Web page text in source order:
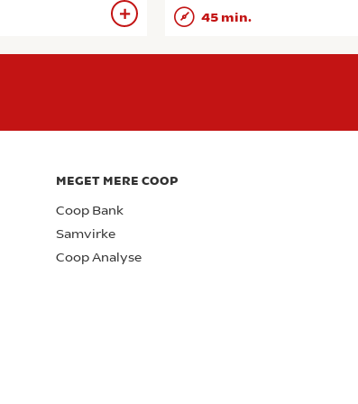
45 min.
MEGET MERE COOP
Coop Bank
Samvirke
Coop Analyse